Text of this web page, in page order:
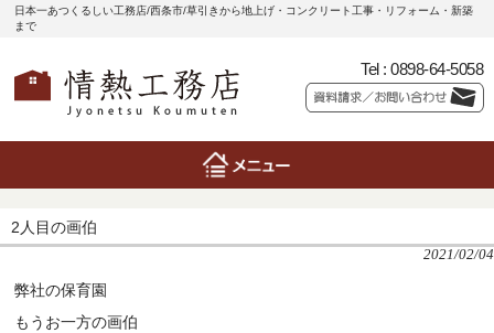
日本一あつくるしい工務店/西条市/草引きから地上げ・コンクリート工事・リフォーム・新築
まで
Tel : 0898-64-5058
2人目の画伯
2021/02/04
弊社の保育園
もうお一方の画伯